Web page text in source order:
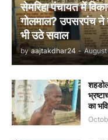
सेमरिहा पंचायत में
गोलमाल? उपसरपंच ने
भी उठे सवाल
by aajtakdhar24 -
का